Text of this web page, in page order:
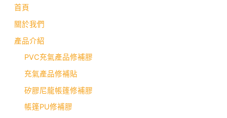
首頁
關於我們
產品介紹
PVC充氣產品修補膠
充氣產品修補貼
矽膠尼龍帳篷修補膠
帳篷PU修補膠